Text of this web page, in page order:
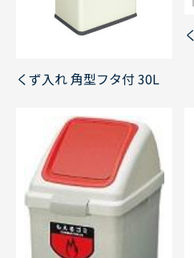
くず入れ 角型フタ付 30L